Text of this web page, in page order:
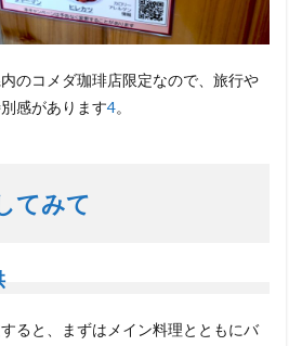
のコメダ珈琲店限定なので、旅行や
感があります4。
てみて
ると、まずはメイン料理とともにバ